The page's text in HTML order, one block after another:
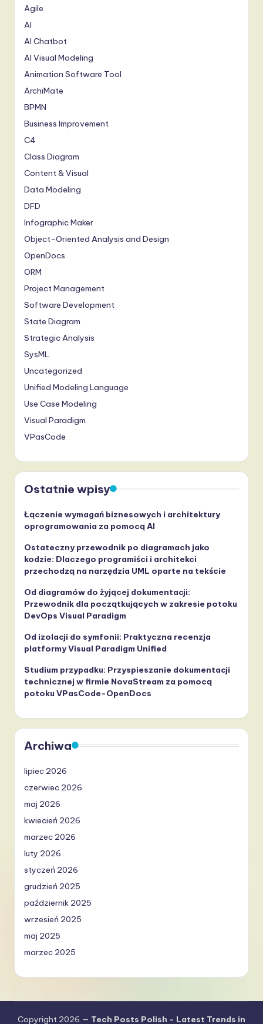
Agile
AI
AI Chatbot
AI Visual Modeling
Animation Software Tool
ArchiMate
BPMN
Business Improvement
C4
Class Diagram
Content & Visual
Data Modeling
DFD
Infographic Maker
Object-Oriented Analysis and Design
OpenDocs
ORM
Project Management
Software Development
State Diagram
Strategic Analysis
SysML
Uncategorized
Unified Modeling Language
Use Case Modeling
Visual Paradigm
VPasCode
Ostatnie wpisy
Łączenie wymagań biznesowych i architektury
oprogramowania za pomocą AI
Ostateczny przewodnik po diagramach jako
kodzie: Dlaczego programiści i architekci
przechodzą na narzędzia UML oparte na tekście
Od diagramów do żyjącej dokumentacji:
Przewodnik dla początkujących w zakresie potoku
DevOps Visual Paradigm
Od izolacji do symfonii: Praktyczna recenzja
platformy Visual Paradigm Unified
Studium przypadku: Przyspieszanie dokumentacji
technicznej w firmie NovaStream za pomocą
potoku VPasCode-OpenDocs
Archiwa
lipiec 2026
czerwiec 2026
maj 2026
kwiecień 2026
marzec 2026
luty 2026
styczeń 2026
grudzień 2025
październik 2025
wrzesień 2025
maj 2025
marzec 2025
Copyright 2026 — Tech Posts Polish - Latest Trends in